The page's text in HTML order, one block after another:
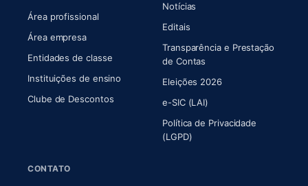
Área profissional
Área empresa
Entidades de classe
Instituições de ensino
Clube de Descontos
Notícias
Editais
Transparência e Prestação
de Contas
Eleições 2026
e-SIC (LAI)
Política de Privacidade
(LGPD)
CONTATO